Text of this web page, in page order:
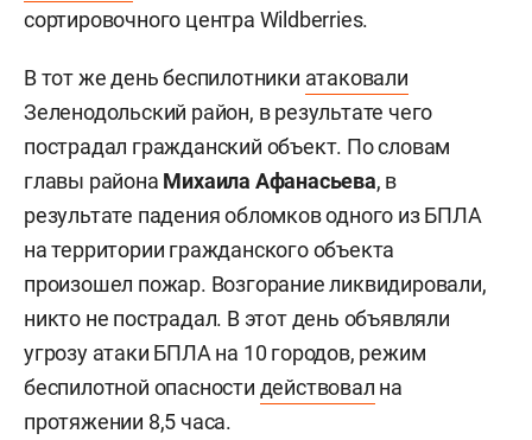
сортировочного центра Wildberries.
В тот же день беспилотники атаковали
Зеленодольский район, в результате чего
пострадал гражданский объект. По словам
главы района Михаила Афанасьева, в
результате падения обломков одного из БПЛА
на территории гражданского объекта
произошел пожар. Возгорание ликвидировали,
никто не пострадал. В этот день объявляли
угрозу атаки БПЛА на 10 городов, режим
беспилотной опасности действовал на
протяжении 8,5 часа.